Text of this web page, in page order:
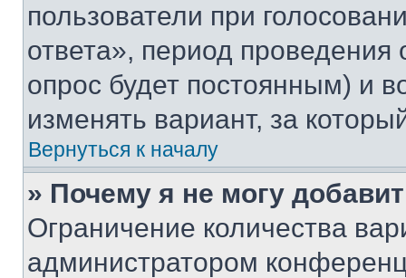
пользователи при
ответа», период проведения
опрос будет постоянным) и
изменять вариант, за
Вернуться к началу
» Почему я не могу
Ограничение количества
администратором